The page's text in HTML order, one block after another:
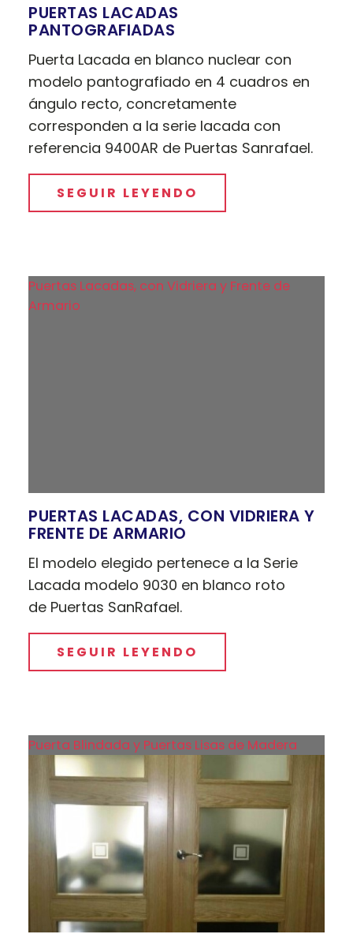
PUERTAS LACADAS
PANTOGRAFIADAS
Puerta Lacada en blanco nuclear con
modelo pantografiado en 4 cuadros en
ángulo recto, concretamente
corresponden a la serie lacada con
referencia 9400AR de Puertas Sanrafael.
SEGUIR LEYENDO
Puertas Lacadas, con Vidriera y Frente de
Armario
PUERTAS LACADAS, CON VIDRIERA Y
FRENTE DE ARMARIO
El modelo elegido pertenece a la Serie
Lacada modelo 9030 en blanco roto
de Puertas SanRafael.
SEGUIR LEYENDO
Puerta Blindada y Puertas Lisas de Madera